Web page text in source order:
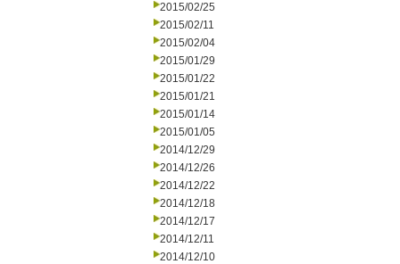
2015/02/25
2015/02/11
2015/02/04
2015/01/29
2015/01/22
2015/01/21
2015/01/14
2015/01/05
2014/12/29
2014/12/26
2014/12/22
2014/12/18
2014/12/17
2014/12/11
2014/12/10